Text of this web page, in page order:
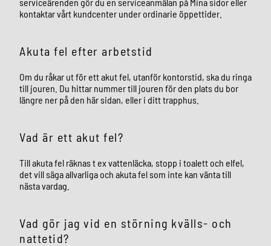
kontaktar vårt kundcenter under ordinarie öppettider.
Akuta fel efter arbetstid
Om du råkar ut för ett akut fel, utanför kontorstid, ska du ringa
till jouren. Du hittar nummer till jouren för den plats du bor
längre ner på den här sidan, eller i ditt trapphus.
Vad är ett akut fel?
Till akuta fel räknas t ex vattenläcka, stopp i toalett och elfel,
det vill säga allvarliga och akuta fel som inte kan vänta till
nästa vardag.
Vad gör jag vid en störning kvälls- och
nattetid?